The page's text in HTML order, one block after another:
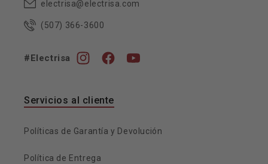
electrisa@electrisa.com
(507) 366-3600
#Electrisa
InstagramFacebookYouTube
Servicios al cliente
Políticas de Garantía y Devolución
Política de Entrega